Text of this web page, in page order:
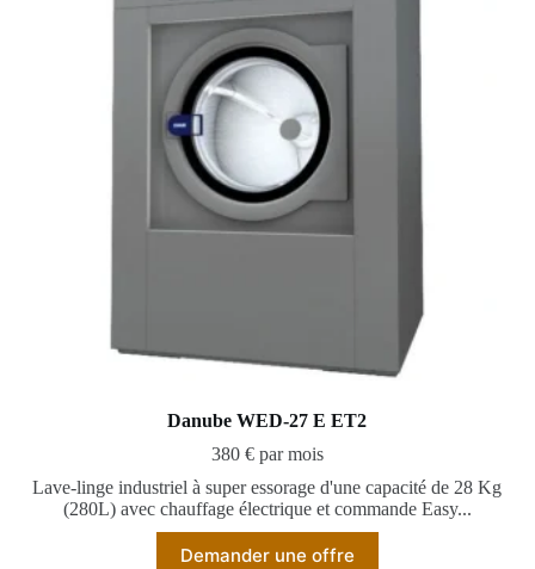
Danube WED-27 E ET2
380 € par mois
Lave-linge industriel à super essorage d'une capacité de 28 Kg
(280L) avec chauffage électrique et commande Easy...
Demander une offre